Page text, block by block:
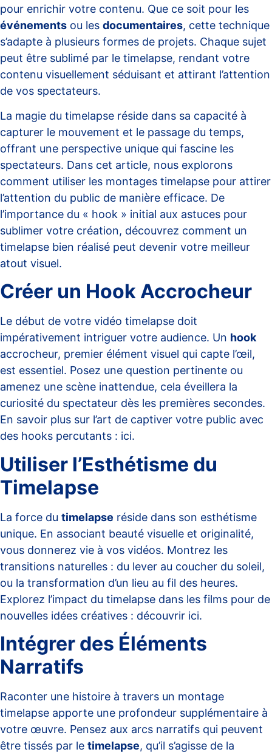
pour enrichir votre contenu. Que ce soit pour les
événements ou les documentaires, cette technique
s’adapte à plusieurs formes de projets. Chaque sujet
peut être sublimé par le timelapse, rendant votre
contenu visuellement séduisant et attirant l’attention
de vos spectateurs.
La magie du timelapse réside dans sa capacité à
capturer le mouvement et le passage du temps,
offrant une perspective unique qui fascine les
spectateurs. Dans cet article, nous explorons
comment utiliser les montages timelapse pour attirer
l’attention du public de manière efficace. De
l’importance du « hook » initial aux astuces pour
sublimer votre création, découvrez comment un
timelapse bien réalisé peut devenir votre meilleur
atout visuel.
Créer un Hook Accrocheur
Le début de votre vidéo timelapse doit
impérativement intriguer votre audience. Un hook
accrocheur, premier élément visuel qui capte l’œil,
est essentiel. Posez une question pertinente ou
amenez une scène inattendue, cela éveillera la
curiosité du spectateur dès les premières secondes.
En savoir plus sur l’art de captiver votre public avec
des hooks percutants : ici.
Utiliser l’Esthétisme du
Timelapse
La force du timelapse réside dans son esthétisme
unique. En associant beauté visuelle et originalité,
vous donnerez vie à vos vidéos. Montrez les
transitions naturelles : du lever au coucher du soleil,
ou la transformation d’un lieu au fil des heures.
Explorez l’impact du timelapse dans les films pour de
nouvelles idées créatives : découvrir ici.
Intégrer des Éléments
Narratifs
Raconter une histoire à travers un montage
timelapse apporte une profondeur supplémentaire à
votre œuvre. Pensez aux arcs narratifs qui peuvent
être tissés par le timelapse, qu’il s’agisse de la